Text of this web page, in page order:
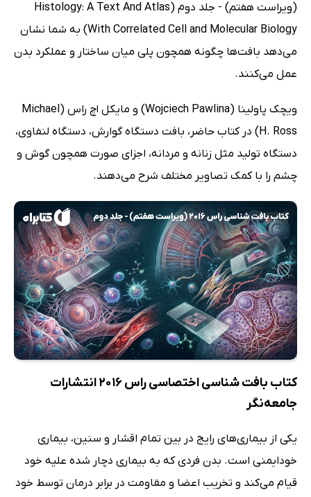
(ویراست هفتم) - جلد دوم (Histology: A Text And Atlas
With Correlated Cell and Molecular Biology) به شما نشان
می‌دهد بافت‌ها چگونه همچون پلی میان ساختار و عملکرد بدن
عمل می‌کنند.
ویچک پاولینا (Wojciech Pawlina) و مایکل اچ راس (Michael
H. Ross) در کتاب حاضر، بافت دستگاه گوارش، دستگاه لنفاوی،
دستگاه تولید مثل زنانه و مردانه، اجزای صورت همچون گوش و
چشم را با کمک تصاویر مختلف شرح می‌دهند.
کتاب بافت شناسی اختصاسی راس 2016 انتشارات
جامعه‌نگر
یکی از بیماری‌های رایج در بین تمام اقشار و سنین، بیماری
خودایمنی است. بدن فردی که به بیماری دچار شده علیه خود
قیام می‌کند و تخریب اعضا و مقاومت در برابر درمان توسط خود